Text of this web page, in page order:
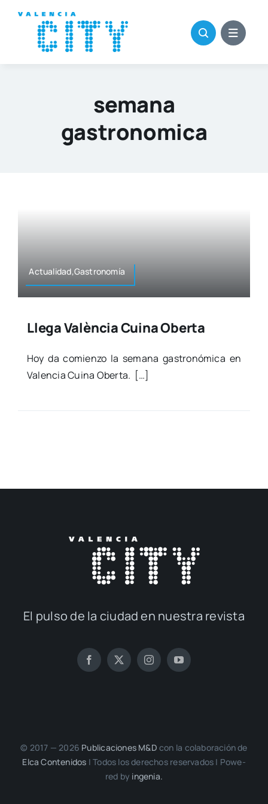
contenido
semana
gastronomica
Actualidad,Gastronomía
Llega València Cuina Oberta
Hoy da comien­zo la sema­na gas­tro­nó­mi­ca en
Valen­cia Cui­na Ober­ta. […]
El pul­so de la ciu­dad en nues­tra revis­ta
© 2017 — 2026 Publi­ca­cio­nes M&D con la cola­bo­ra­ción de
Elca Con­te­ni­dos | Todos los dere­chos reser­va­dos | Powe­
red by inge­nia.